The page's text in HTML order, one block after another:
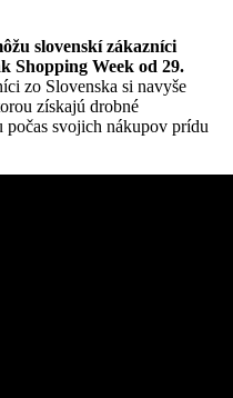
slovenskí zákazníci
Shopping Week od 29.
zo Slovenska si navyše
získajú drobné
počas svojich nákupov prídu